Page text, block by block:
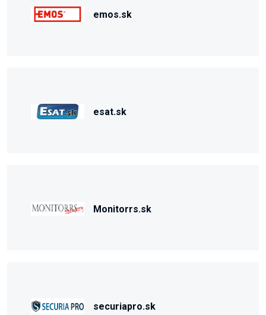
emos.sk
esat.sk
Monitorrs.sk
securiapro.sk